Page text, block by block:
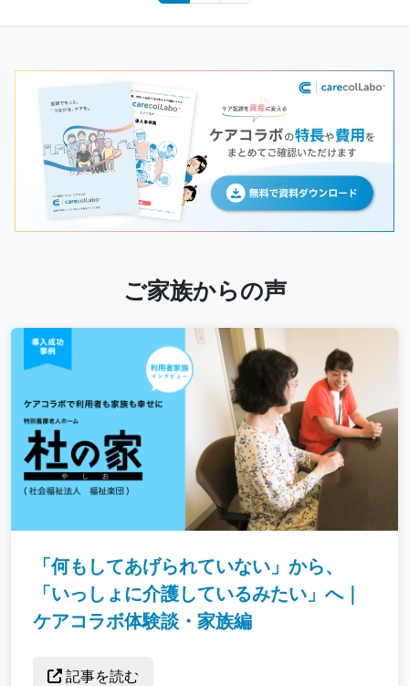
ご家族からの声
「何もしてあげられていない」から、
「いっしょに介護しているみたい」へ｜
ケアコラボ体験談・家族編
記事を読む